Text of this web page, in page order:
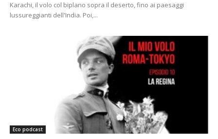
Karachi, il volo col biplano sopra il deserto, fino ai paesaggi
lussureggianti dell'India. Poi,...
Eco podcast